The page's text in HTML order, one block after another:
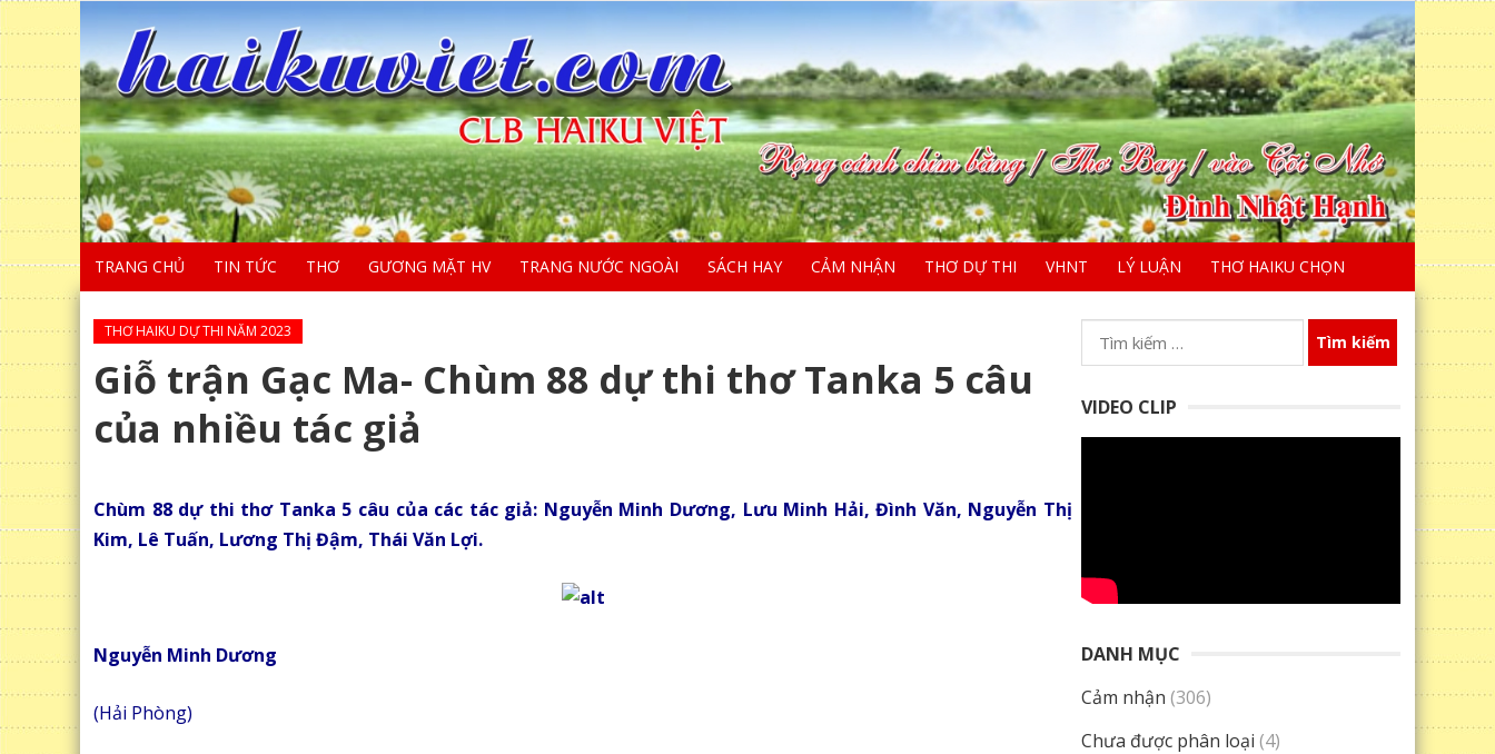
TRANG CHỦ TIN TỨC THƠ GƯƠNG MẶT HV TRANG NƯỚC NGOÀI SÁCH HAY CẢM NHẬN THƠ DỰ THI VHNT LÝ LUẬN THƠ HAIKU CHỌN
THƠ HAIKU DỰ THI NĂM 2023
Giỗ trận Gạc Ma- Chùm 88 dự thi thơ Tanka 5 câu
của nhiều tác giả
Chùm 88 dự thi thơ Tanka 5 câu của các tác giả: Nguyễn Minh Dương, Lưu Minh Hải, Đình Văn, Nguyễn Thị
Kim, Lê Tuấn, Lương Thị Đậm, Thái Văn Lợi.
Nguyễn Minh Dương
(Hải Phòng)
Tìm
kiếm
VIDEO CLIP
DANH MỤC
Cảm nhận (306)
Chưa được phân loại (4)